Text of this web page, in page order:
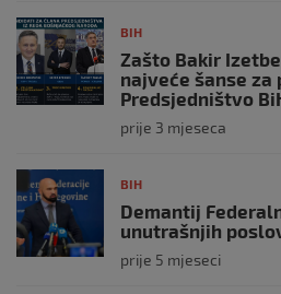
BIH
Zašto Bakir
najveće šanse za
Predsjedništvo
prije 3 mjeseca
BIH
Demantij
unutrašnjih
prije 5 mjeseci